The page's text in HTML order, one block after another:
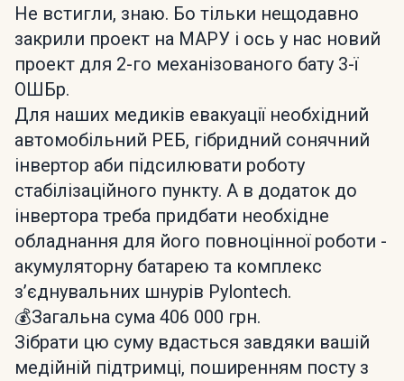
Не встигли, знаю. Бо тільки нещодавно
закрили проект на МАРУ і ось у нас новий
проект для 2-го механізованого бату 3-ї
ОШБр.
Для наших медиків евакуації необхідний
автомобільний РЕБ, гібридний сонячний
інвертор аби підсилювати роботу
стабілізаційного пункту. А в додаток до
інвертора треба придбати необхідне
обладнання для його повноцінної роботи -
акумуляторну батарею та комплекс
зʼєднувальних шнурів Pylontech.
💰Загальна сума 406 000 грн.
Зібрати цю суму вдасться завдяки вашій
медійній підтримці, поширенням посту з